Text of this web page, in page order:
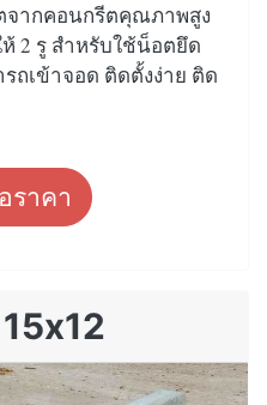
จากคอนกรีตคุณภาพสูง
2 รู สำหรับใช้น็อตยึด
ถเข้าจอด ติดตั้งง่าย ติด
ราคา